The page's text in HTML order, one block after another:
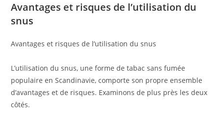
Avantages et risques de l’utilisation du
snus
Avantages et risques de l’utilisation du snus
L’utilisation du snus, une forme de tabac sans fumée
populaire en Scandinavie, comporte son propre ensemble
d’avantages et de risques. Examinons de plus près les deux
côtés.